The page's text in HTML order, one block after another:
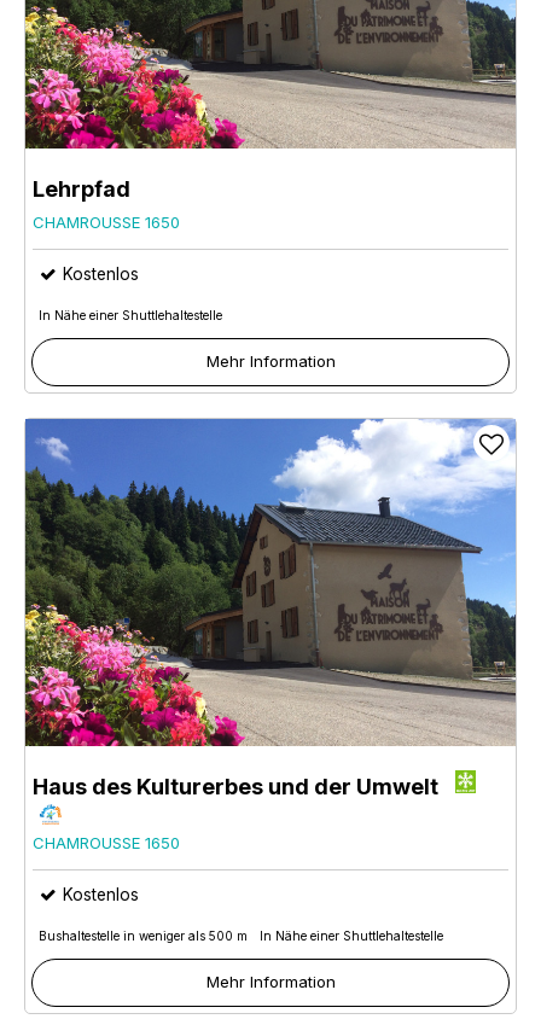
Lehrpfad
CHAMROUSSE 1650
Kostenlos
In Nähe einer Shuttlehaltestelle
Mehr Information
Haus des Kulturerbes und der Umwelt
CHAMROUSSE 1650
Kostenlos
Bushaltestelle in weniger als 500 m In Nähe einer Shuttlehaltestelle
Mehr Information